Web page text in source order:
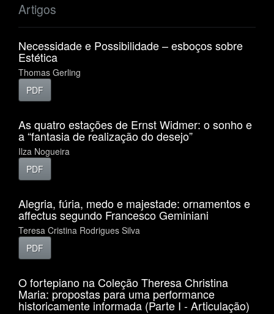
Artigos
Necessidade e Possibilidade – esboços sobre
Estética
Thomas Gerling
PDF
As quatro estações de Ernst Widmer: o sonho e
a “fantasia de realização do desejo”
Ilza Nogueira
PDF
Alegria, fúria, medo e majestade: ornamentos e
affectus segundo Francesco Geminiani
Teresa Cristina Rodrigues Silva
PDF
O fortepiano na Coleção Theresa Christina
Maria: propostas para uma performance
historicamente informada (Parte I - Articulação)